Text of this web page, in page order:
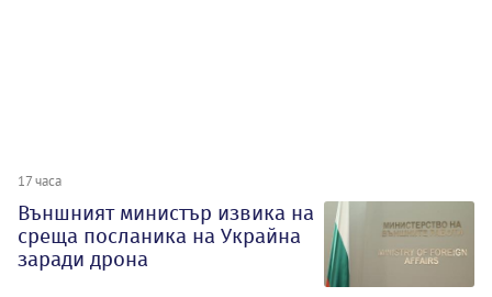
17 часа
Външният министър извика на
среща посланика на Украйна
заради дрона